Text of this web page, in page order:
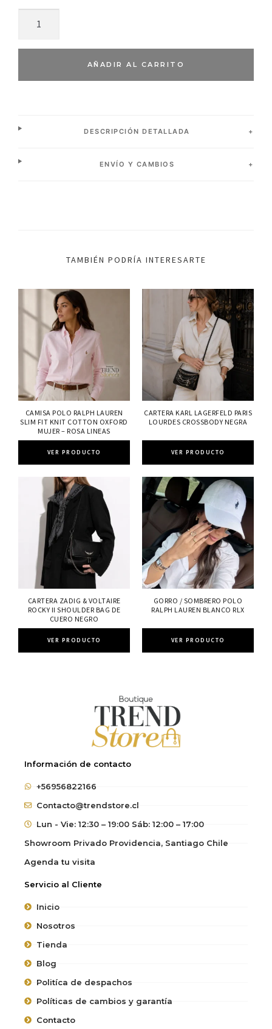
AÑADIR AL CARRITO
DESCRIPCIÓN DETALLADA
ENVÍO Y CAMBIOS
TAMBIÉN PODRÍA INTERESARTE
CAMISA POLO RALPH LAUREN
SLIM FIT KNIT COTTON OXFORD
MUJER – ROSA LINEAS
VER PRODUCTO
CARTERA KARL LAGERFELD PARIS
LOURDES CROSSBODY NEGRA
VER PRODUCTO
CARTERA ZADIG & VOLTAIRE
ROCKY II SHOULDER BAG DE
CUERO NEGRO
VER PRODUCTO
GORRO / SOMBRERO POLO
RALPH LAUREN BLANCO RLX
VER PRODUCTO
Información de contacto
+56956822166
Contacto@trendstore.cl
Lun - Vie: 12:30 – 19:00 Sáb: 12:00 – 17:00
Showroom Privado Providencia, Santiago Chile
Agenda tu visita
Servicio al Cliente
Inicio
Nosotros
Tienda
Blog
Politíca de despachos
Políticas de cambios y garantía
Contacto